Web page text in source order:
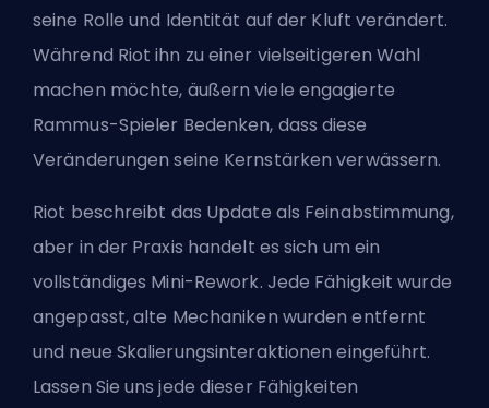
seine Rolle und Identität auf der Kluft verändert.
Während Riot ihn zu einer vielseitigeren Wahl
machen möchte, äußern viele engagierte
Rammus-Spieler Bedenken, dass diese
Veränderungen seine Kernstärken verwässern.
Riot beschreibt das Update als Feinabstimmung,
aber in der Praxis handelt es sich um ein
vollständiges Mini-Rework. Jede Fähigkeit wurde
angepasst, alte Mechaniken wurden entfernt
und neue Skalierungsinteraktionen eingeführt.
Lassen Sie uns jede dieser Fähigkeiten